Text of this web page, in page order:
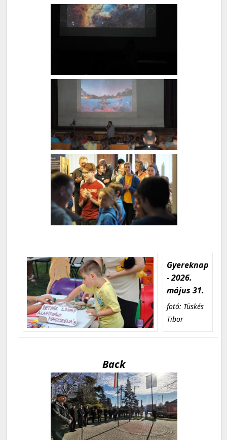
Gyereknap
- 2026.
május 31.
fotó: Tüskés
Tibor
Back